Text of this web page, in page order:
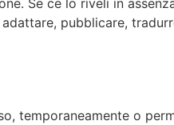
pubblicare,
temporaneamente o